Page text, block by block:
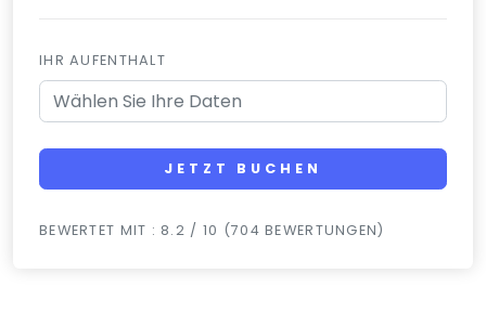
IHR AUFENTHALT
JETZT BUCHEN
BEWERTET MIT : 8.2 / 10 (704 BEWERTUNGEN)